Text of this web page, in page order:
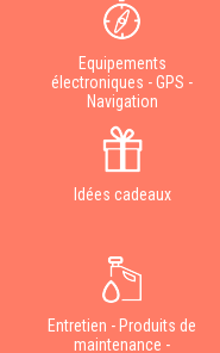
Equipements
électroniques - GPS -
Navigation
Idées cadeaux
Entretien - Produits de
maintenance -